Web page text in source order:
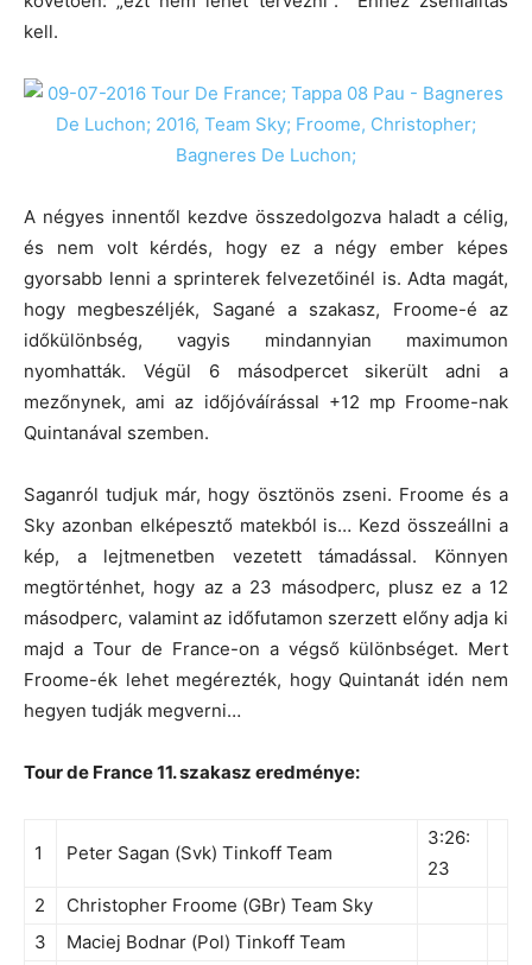
kell.
A négyes innentől kezdve összedolgozva haladt a célig,
és nem volt kérdés, hogy ez a négy ember képes
gyorsabb lenni a sprinterek felvezetőinél is. Adta magát,
hogy megbeszéljék, Sagané a szakasz, Froome-é az
időkülönbség, vagyis mindannyian maximumon
nyomhatták. Végül 6 másodpercet sikerült adni a
mezőnynek, ami az időjóváírással +12 mp Froome-nak
Quintanával szemben.
Saganról tudjuk már, hogy ösztönös zseni. Froome és a
Sky azonban elképesztő matekból is… Kezd összeállni a
kép, a lejtmenetben vezetett támadással. Könnyen
megtörténhet, hogy az a 23 másodperc, plusz ez a 12
másodperc, valamint az időfutamon szerzett előny adja ki
majd a Tour de France-on a végső különbséget. Mert
Froome-ék lehet megérezték, hogy Quintanát idén nem
hegyen tudják megverni…
Tour de France 11. szakasz eredménye:
1 Peter Sagan (Svk) Tinkoff Team
3:26:
23
2
Christopher Froome (GBr) Team Sky
3
Maciej Bodnar (Pol) Tinkoff Team